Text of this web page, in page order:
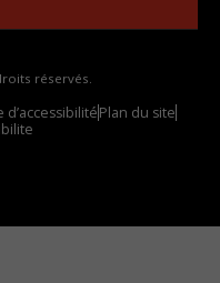
réservés.
d’accessibilitéPlan du site